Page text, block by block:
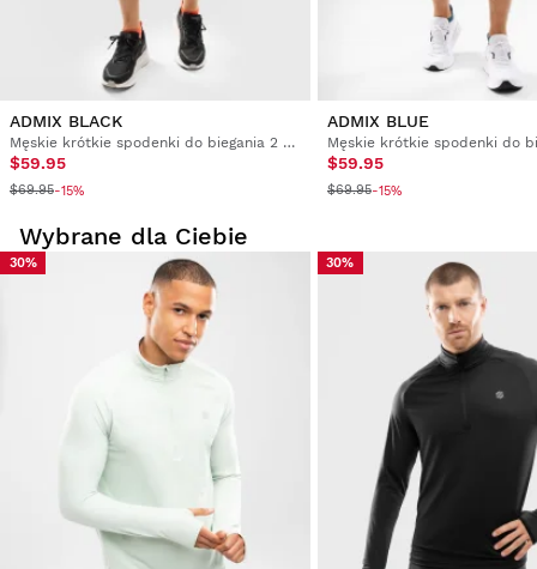
ADMIX BLACK
Męskie krótkie spodenki do biegania 2 w 1
$59.95
$69.95-15%
ADMIX BLUE
$59.95
$69.95-15%
Wybrane dla Ciebie
30% 30%